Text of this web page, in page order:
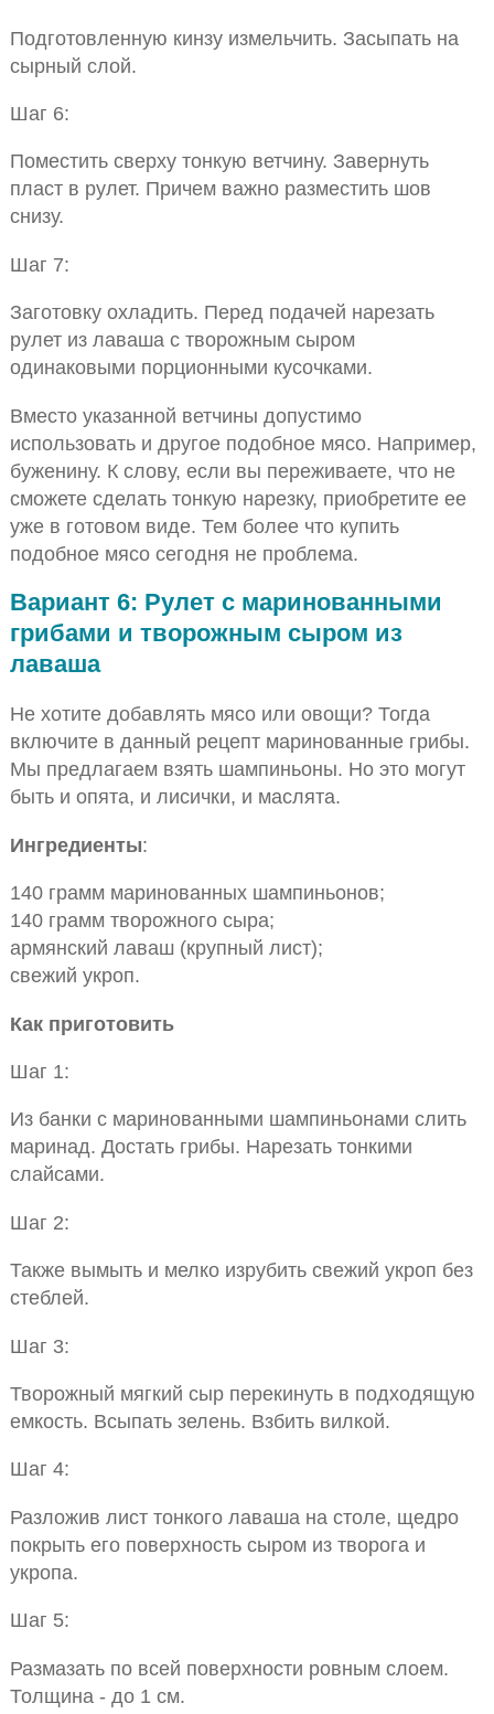
Подготовленную кинзу измельчить. Засыпать на
сырный слой.
Шаг 6:
Поместить сверху тонкую ветчину. Завернуть
пласт в рулет. Причем важно разместить шов
снизу.
Шаг 7:
Заготовку охладить. Перед подачей нарезать
рулет из лаваша с творожным сыром
одинаковыми порционными кусочками.
Вместо указанной ветчины допустимо
использовать и другое подобное мясо. Например,
буженину. К слову, если вы переживаете, что не
сможете сделать тонкую нарезку, приобретите ее
уже в готовом виде. Тем более что купить
подобное мясо сегодня не проблема.
Вариант 6: Рулет с маринованными
грибами и творожным сыром из
лаваша
Не хотите добавлять мясо или овощи? Тогда
включите в данный рецепт маринованные грибы.
Мы предлагаем взять шампиньоны. Но это могут
быть и опята, и лисички, и маслята.
Ингредиенты:
140 грамм маринованных шампиньонов;
140 грамм творожного сыра;
армянский лаваш (крупный лист);
свежий укроп.
Как приготовить
Шаг 1:
Из банки с маринованными шампиньонами слить
маринад. Достать грибы. Нарезать тонкими
слайсами.
Шаг 2:
Также вымыть и мелко изрубить свежий укроп без
стеблей.
Шаг 3:
Творожный мягкий сыр перекинуть в подходящую
емкость. Всыпать зелень. Взбить вилкой.
Шаг 4:
Разложив лист тонкого лаваша на столе, щедро
покрыть его поверхность сыром из творога и
укропа.
Шаг 5:
Размазать по всей поверхности ровным слоем.
Толщина - до 1 см.